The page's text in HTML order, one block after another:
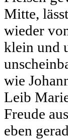
Mitte,
wieder
klein und
wie
Leib
Freude
eben